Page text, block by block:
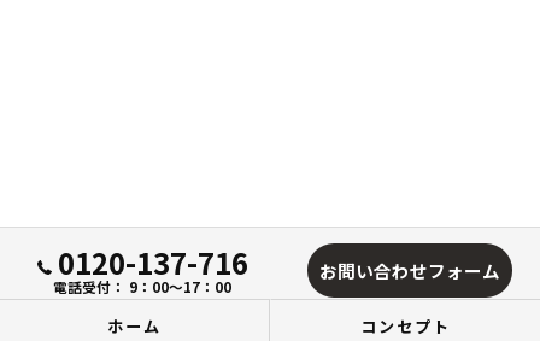
0120-137-716
電話受付： 9：00～17：00
お問い合わせフォーム
ホーム コンセプト